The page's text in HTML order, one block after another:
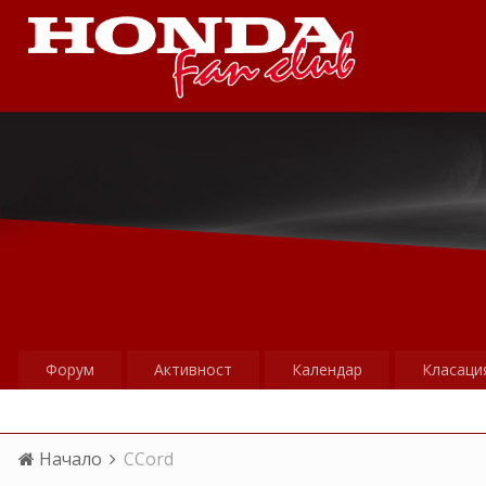
Форум Активност Календар
Начало CCord